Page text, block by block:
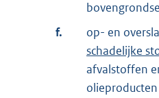
f.
op- en
schadelijke
afvalstoffen